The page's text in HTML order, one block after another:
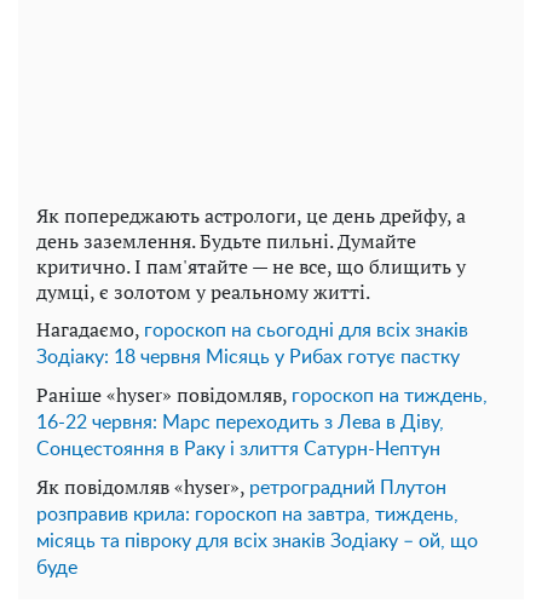
Як попереджають астрологи, це день дрейфу, а
день заземлення. Будьте пильні. Думайте
критично. І пам'ятайте — не все, що блищить у
думці, є золотом у реальному житті.
Нагадаємо, гороскоп на сьогодні для всіх знаків
Зодіаку: 18 червня Місяць у Рибах готує пастку
Раніше «hyser» повідомляв, гороскоп на тиждень,
16-22 червня: Марс переходить з Лева в Діву,
Сонцестояння в Раку і злиття Сатурн-Нептун
Як повідомляв «hyser», ретроградний Плутон
розправив крила: гороскоп на завтра, тиждень,
місяць та півроку для всіх знаків Зодіаку – ой, що
буде